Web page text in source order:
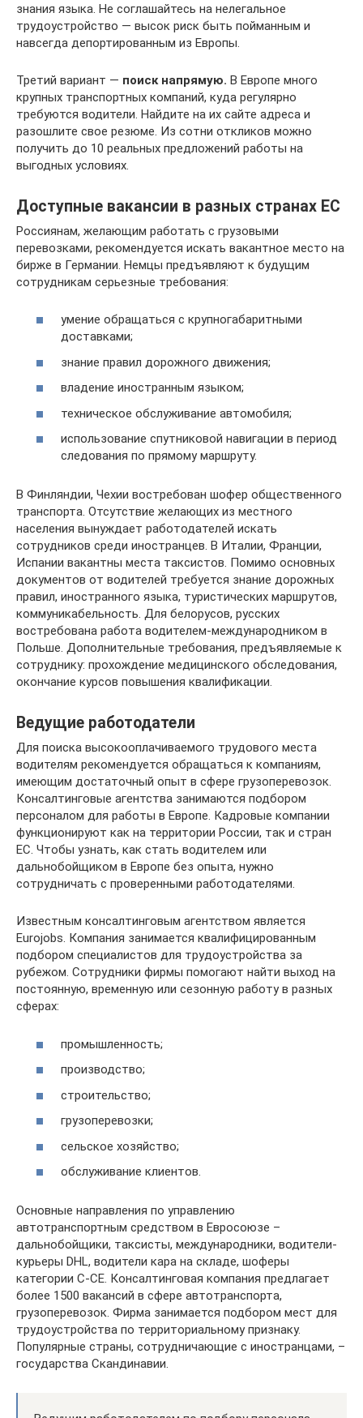
знания языка. Не соглашайтесь на нелегальное
трудоустройство — высок риск быть пойманным и
навсегда депортированным из Европы.
Третий вариант — поиск напрямую. В Европе много
крупных транспортных компаний, куда регулярно
требуются водители. Найдите на их сайте адреса и
разошлите свое резюме. Из сотни откликов можно
получить до 10 реальных предложений работы на
выгодных условиях.
Доступные вакансии в разных странах ЕС
Россиянам, желающим работать с грузовыми
перевозками, рекомендуется искать вакантное место на
бирже в Германии. Немцы предъявляют к будущим
сотрудникам серьезные требования:
умение обращаться с крупногабаритными
доставками;
знание правил дорожного движения;
владение иностранным языком;
техническое обслуживание автомобиля;
использование спутниковой навигации в период
следования по прямому маршруту.
В Финляндии, Чехии востребован шофер общественного
транспорта. Отсутствие желающих из местного
населения вынуждает работодателей искать
сотрудников среди иностранцев. В Италии, Франции,
Испании вакантны места таксистов. Помимо основных
документов от водителей требуется знание дорожных
правил, иностранного языка, туристических маршрутов,
коммуникабельность. Для белорусов, русских
востребована работа водителем-международником в
Польше. Дополнительные требования, предъявляемые к
сотруднику: прохождение медицинского обследования,
окончание курсов повышения квалификации.
Ведущие работодатели
Для поиска высокооплачиваемого трудового места
водителям рекомендуется обращаться к компаниям,
имеющим достаточный опыт в сфере грузоперевозок.
Консалтинговые агентства занимаются подбором
персоналом для работы в Европе. Кадровые компании
функционируют как на территории России, так и стран
ЕС. Чтобы узнать, как стать водителем или
дальнобойщиком в Европе без опыта, нужно
сотрудничать с проверенными работодателями.
Известным консалтинговым агентством является
Eurojobs. Компания занимается квалифицированным
подбором специалистов для трудоустройства за
рубежом. Сотрудники фирмы помогают найти выход на
постоянную, временную или сезонную работу в разных
сферах:
промышленность;
производство;
строительство;
грузоперевозки;
сельское хозяйство;
обслуживание клиентов.
Основные направления по управлению
автотранспортным средством в Евросоюзе –
дальнобойщики, таксисты, международники, водители-
курьеры DHL, водители кара на складе, шоферы
категории C-CE. Консалтинговая компания предлагает
более 1500 вакансий в сфере автотранспорта,
грузоперевозок. Фирма занимается подбором мест для
трудоустройства по территориальному признаку.
Популярные страны, сотрудничающие с иностранцами, –
государства Скандинавии.